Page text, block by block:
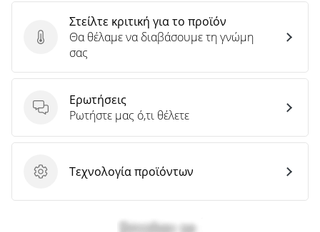
Στείλτε κριτική για το προϊόν
Στείλτε κριτική για το προϊόν
Θα θέλαμε να διαβάσουμε τη γνώμη
σας
Ερωτήσεις
Ερωτήσεις
Ρωτήστε μας ό,τι θέλετε
Τεχνολογία προϊόντων
Τεχνολογία προϊόντων